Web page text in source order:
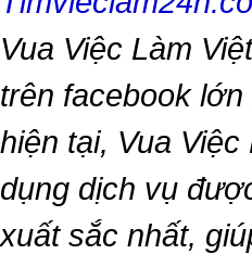
Vua Việc Làm
trên facebook
hiện tại, Vua Việc
dụng dịch vụ
xuất sắc nhất,